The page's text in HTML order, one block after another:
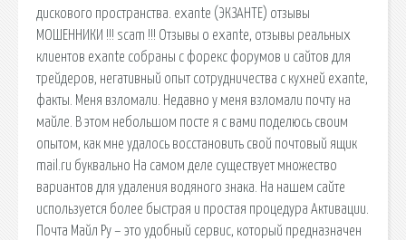
дискового пространства. exante (ЭКЗАНТЕ) отзывы
МОШЕННИКИ !!! scam !!! Отзывы о exante, отзывы реальных
клиентов exante собраны с форекс форумов и сайтов для
трейдеров, негативный опыт сотрудничества с кухней exante,
факты. Меня взломали. Недавно у меня взломали почту на
майле. В этом небольшом посте я с вами поделюсь своим
опытом, как мне удалось восстановить свой почтовый ящик
mail.ru буквально На самом деле существует множество
вариантов для удаления водяного знака. На нашем сайте
используется более быстрая и простая процедура Активации.
Почта Майл Ру – это удобный сервис, который предназначен